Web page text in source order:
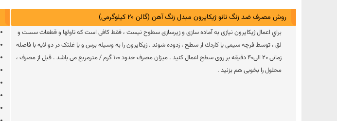
روش مصرف ضد زنگ نانو ژیکایرون مبدل زنگ آهن (گالن 20 کیلوگرمی)
براي اعمال ژیکایرون نیازی به آماده سازی و زیرسازی سطوح نیست ، فقط کافی است که تاولها و قطعات سست و
لق ، توسط فرچه سیمی یا کاردك از سطح ، زدوده شوند . ژیکایرون را به وسیله برس و یا غلتک در دو لایه با فاصله
زمانی ۲۰ الی۴۰ دقیقه بر روی سطح اعمال کنید . میزان مصرف حدود ۱۰۰ گرم / مترمربع می باشد . قبل از مصرف ،
محلول را بخوبی هم بزنید .